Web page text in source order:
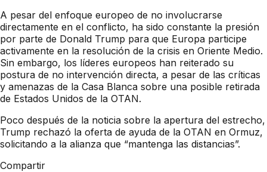
A pesar del enfoque europeo de no involucrarse
directamente en el conflicto, ha sido constante la presión
por parte de Donald Trump para que Europa participe
activamente en la resolución de la crisis en Oriente Medio.
Sin embargo, los líderes europeos han reiterado su
postura de no intervención directa, a pesar de las críticas
y amenazas de la Casa Blanca sobre una posible retirada
de Estados Unidos de la OTAN.
Poco después de la noticia sobre la apertura del estrecho,
Trump rechazó la oferta de ayuda de la OTAN en Ormuz,
solicitando a la alianza que “mantenga las distancias”.
Compartir